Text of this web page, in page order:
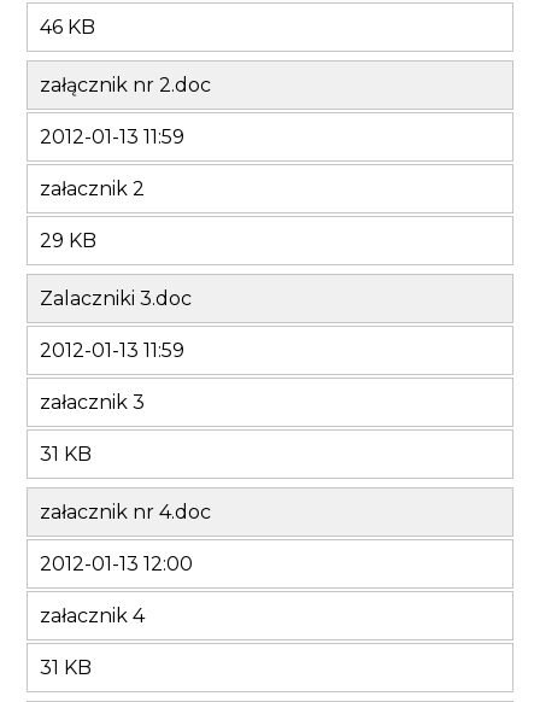
46 KB
załącznik nr 2.doc
2012-01-13 11:59
załacznik 2
29 KB
Zalaczniki 3.doc
2012-01-13 11:59
załacznik 3
31 KB
załacznik nr 4.doc
2012-01-13 12:00
załacznik 4
31 KB